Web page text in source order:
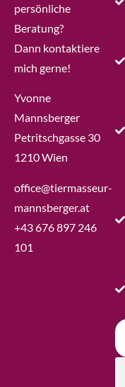
persönliche
Beratung?
Dann kontaktiere
mich gerne!
Yvonne
Mannsberger
Petritschgasse 30
1210 Wien
office@tiermasseur-
mannsberger.at
+43 676 897 246
101